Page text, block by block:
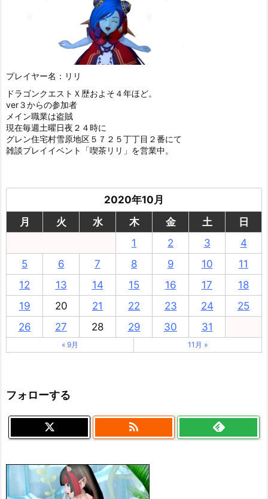
プレイヤー名：リリ
ドラゴンクエストＸ歴およそ４年ほど。
ver３からの参加者
メイン職業は盗賊
現在毎週土曜日夜２４時に
グレン住宅村雪原地区５７２５丁丁目２番にて
雑談プレイイベント「喫茶リリ」を営業中。
2020年10月
月
火 水 木 金 土
日
1
2 3
4
5
6 7 8 9 10
11
12
13 14 15 16 17
18
19
20 21 22 23 24
25
26
27 28 29 30 31
« 9月 11月 »
フォローする
